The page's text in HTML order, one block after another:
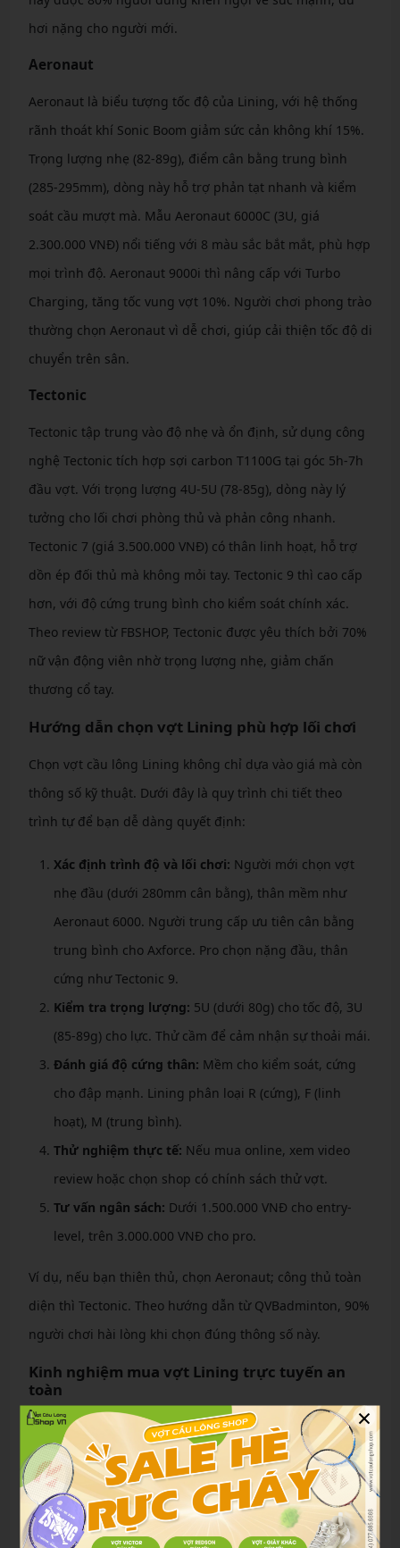
hơi nặng cho người mới.
Aeronaut
Aeronaut là biểu tượng tốc độ của Lining, với hệ thống
rãnh thoát khí Sonic Boom giảm sức cản không khí 15%.
Trọng lượng nhẹ (82-89g), điểm cân bằng trung bình
(285-295mm), dòng này hỗ trợ phản tạt nhanh và kiểm
soát cầu mượt mà. Mẫu Aeronaut 6000C (3U, giá
2.300.000 VNĐ) nổi tiếng với 8 màu sắc bắt mắt, phù hợp
mọi trình độ. Aeronaut 9000i thì nâng cấp với Turbo
Charging, tăng tốc vung vợt 10%. Người chơi phong trào
thường chọn Aeronaut vì dễ chơi, giúp cải thiện tốc độ di
chuyển trên sân.
Tectonic
Tectonic tập trung vào độ nhẹ và ổn định, sử dụng công
nghệ Tectonic tích hợp sợi carbon T1100G tại góc 5h-7h
đầu vợt. Với trọng lượng 4U-5U (78-85g), dòng này lý
tưởng cho lối chơi phòng thủ và phản công nhanh.
Tectonic 7 (giá 3.500.000 VNĐ) có thân linh hoạt, hỗ trợ
dồn ép đối thủ mà không mỏi tay. Tectonic 9 thì cao cấp
hơn, với độ cứng trung bình cho kiểm soát chính xác.
Theo review từ FBSHOP, Tectonic được yêu thích bởi 70%
nữ vận động viên nhờ trọng lượng nhẹ, giảm chấn
thương cổ tay.
Hướng dẫn chọn vợt Lining phù hợp lối chơi
Chọn vợt cầu lông Lining không chỉ dựa vào giá mà còn
thông số kỹ thuật. Dưới đây là quy trình chi tiết theo
trình tự để bạn dễ dàng quyết định:
Xác định trình độ và lối chơi: Người mới chọn vợt
nhẹ đầu (dưới 280mm cân bằng), thân mềm như
Aeronaut 6000. Người trung cấp ưu tiên cân bằng
trung bình cho Axforce. Pro chọn nặng đầu, thân
cứng như Tectonic 9.
Kiểm tra trọng lượng: 5U (dưới 80g) cho tốc độ, 3U
(85-89g) cho lực. Thử cầm để cảm nhận sự thoải mái.
Đánh giá độ cứng thân: Mềm cho kiểm soát, cứng
cho đập mạnh. Lining phân loại R (cứng), F (linh
hoạt), M (trung bình).
Thử nghiệm thực tế: Nếu mua online, xem video
review hoặc chọn shop có chính sách thử vợt.
Tư vấn ngân sách: Dưới 1.500.000 VNĐ cho entry-
level, trên 3.000.000 VNĐ cho pro.
Ví dụ, nếu bạn thiên thủ, chọn Aeronaut; công thủ toàn
diện thì Tectonic. Theo hướng dẫn từ QVBadminton, 90%
người chơi hài lòng khi chọn đúng thông số này.
Kinh nghiệm mua vợt Lining trực tuyến an
toàn
Mua vợt cầu lông Lining online tiện lợi nhưng cần cảnh
giác hàng giả. Dưới đây là các mẹo thực tế để đảm bảo
an toàn.
Cách phân biệt thật giả qua mã QR
×